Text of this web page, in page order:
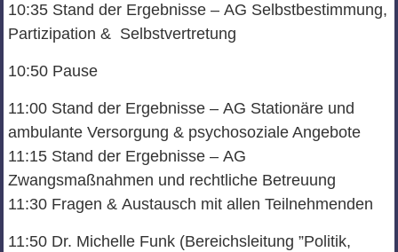
10:35 Stand der Ergebnisse – AG Selbstbestimmung,
Partizipation & Selbstvertretung
10:50 Pause
11:00 Stand der Ergebnisse – AG Stationäre und
ambulante Versorgung & psychosoziale Angebote
11:15 Stand der Ergebnisse – AG
Zwangsmaßnahmen und rechtliche Betreuung
11:30 Fragen & Austausch mit allen Teilnehmenden
11:50 Dr. Michelle Funk (Bereichsleitung ”Politik,